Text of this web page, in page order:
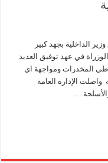
قدم يوميا
الداخلية بجهد كبير
في عهد توفيق العديد
المخدرات ومواجهة اي
الإدارة العامة
…